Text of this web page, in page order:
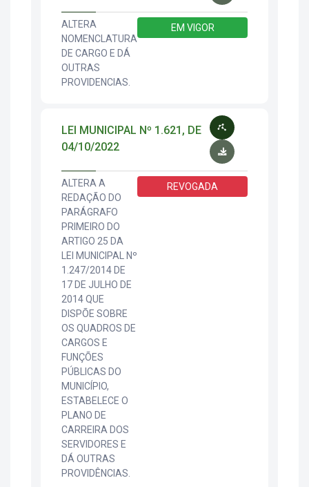
ALTERA
NOMENCLATURA
DE CARGO E DÁ
OUTRAS
PROVIDENCIAS.
EM VIGOR
LEI MUNICIPAL Nº 1.621, DE
04/10/2022
ALTERA A
REDAÇÃO DO
PARÁGRAFO
PRIMEIRO DO
ARTIGO 25 DA
LEI MUNICIPAL Nº
1.247/2014 DE
17 DE JULHO DE
2014 QUE
DISPÕE SOBRE
OS QUADROS DE
CARGOS E
FUNÇÕES
PÚBLICAS DO
MUNICÍPIO,
ESTABELECE O
PLANO DE
CARREIRA DOS
SERVIDORES E
DÁ OUTRAS
PROVIDÊNCIAS.
REVOGADA